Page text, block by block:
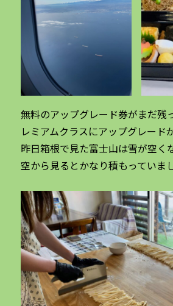
無料のアップグレード券がまだ残
レミアムクラスにアップグレード
昨日箱根で見た富士山は雪が空く
空から見るとかなり積もっていま